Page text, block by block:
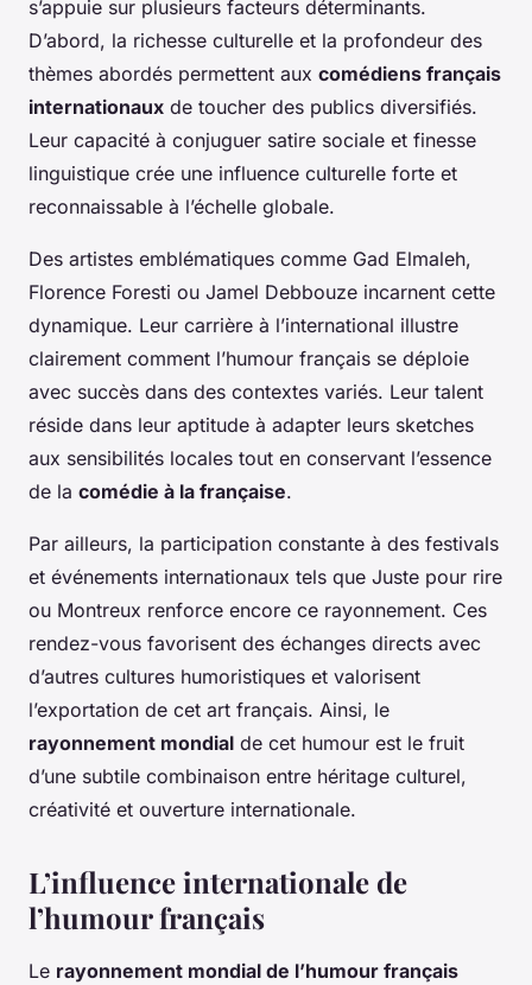
s’appuie sur plusieurs facteurs déterminants.
D’abord, la richesse culturelle et la profondeur des
thèmes abordés permettent aux comédiens français
internationaux de toucher des publics diversifiés.
Leur capacité à conjuguer satire sociale et finesse
linguistique crée une influence culturelle forte et
reconnaissable à l’échelle globale.
Des artistes emblématiques comme Gad Elmaleh,
Florence Foresti ou Jamel Debbouze incarnent cette
dynamique. Leur carrière à l’international illustre
clairement comment l’humour français se déploie
avec succès dans des contextes variés. Leur talent
réside dans leur aptitude à adapter leurs sketches
aux sensibilités locales tout en conservant l’essence
de la comédie à la française.
Par ailleurs, la participation constante à des festivals
et événements internationaux tels que Juste pour rire
ou Montreux renforce encore ce rayonnement. Ces
rendez-vous favorisent des échanges directs avec
d’autres cultures humoristiques et valorisent
l’exportation de cet art français. Ainsi, le
rayonnement mondial de cet humour est le fruit
d’une subtile combinaison entre héritage culturel,
créativité et ouverture internationale.
L’influence internationale de
l’humour français
Le rayonnement mondial de l’humour français